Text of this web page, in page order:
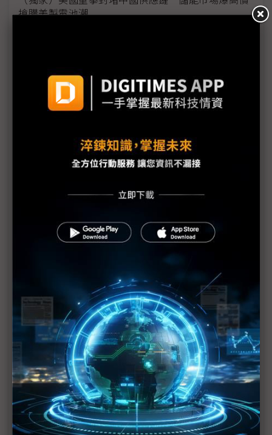
搶購美製電池潮
不只澳洲稀土 雙日評估寮國、柬埔寨與越南稀土投
資分散風險
北美貿易陷十字路口 加中EV協議暗添堵USMCA談
「務實交易」
加拿大鬆綁中國電動車關稅 吉利Lotus率先出航、
川普關稅違法啟動退款 已核發355億美元
川普全球關稅死裡逃生 聯邦法院暫維持10%關稅徵
美國商會示警中國產業政策衝擊擴大 G7恐流失
6,500億美元製造產值
川普10%全球關稅遭裁違法 美國政府提緊急申請力
保談判籌碼至7月